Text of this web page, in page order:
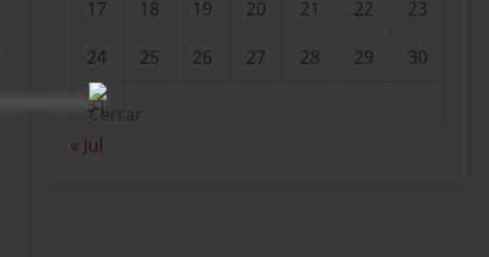
17
18 19 20 21 22
23
24
25 26 27 28 29
30
31
« Jul